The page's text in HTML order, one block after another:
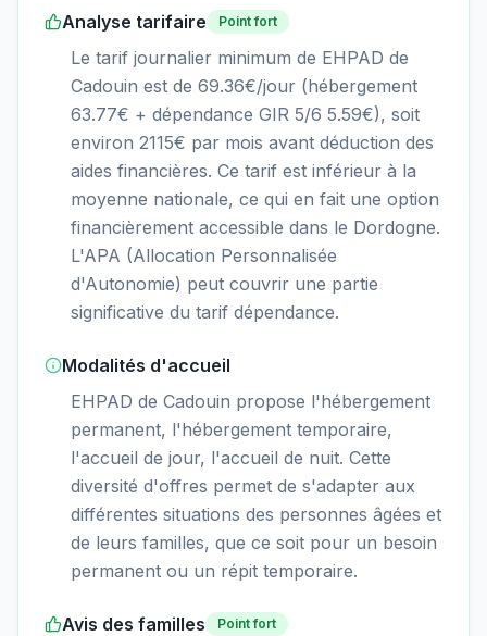
Analyse tarifaire Point fort
Le tarif journalier minimum de EHPAD de
Cadouin est de 69.36€/jour (hébergement
63.77€ + dépendance GIR 5/6 5.59€), soit
environ 2115€ par mois avant déduction des
aides financières. Ce tarif est inférieur à la
moyenne nationale, ce qui en fait une option
financièrement accessible dans le Dordogne.
L'APA (Allocation Personnalisée
d'Autonomie) peut couvrir une partie
significative du tarif dépendance.
Modalités d'accueil
EHPAD de Cadouin propose l'hébergement
permanent, l'hébergement temporaire,
l'accueil de jour, l'accueil de nuit. Cette
diversité d'offres permet de s'adapter aux
différentes situations des personnes âgées et
de leurs familles, que ce soit pour un besoin
permanent ou un répit temporaire.
Avis des familles Point fort